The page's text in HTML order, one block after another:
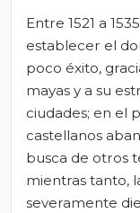
Entre 1521 a
establecer el
poco éxito,
mayas y a su
ciudades; en el
castellanos
busca de otros
mientras tanto,
severamente